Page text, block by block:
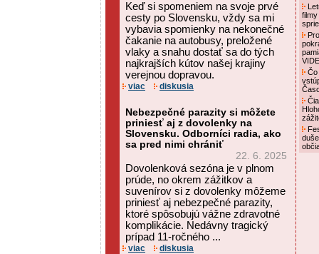
Keď si spomeniem na svoje prvé
cesty po Slovensku, vždy sa mi
vybavia spomienky na nekonečné
čakanie na autobusy, preložené
vlaky a snahu dostať sa do tých
najkrajších kútov našej krajiny
verejnou dopravou.
viac diskusia
Nebezpečné parazity si môžete
priniesť aj z dovolenky na
Slovensku. Odborníci radia, ako
sa pred nimi chrániť
22. 6. 2025
Dovolenková sezóna je v plnom
prúde, no okrem zážitkov a
suvenírov si z dovolenky môžeme
priniesť aj nebezpečné parazity,
ktoré spôsobujú vážne zdravotné
komplikácie. Nedávny tragický
prípad 11-ročného ...
viac diskusia
Čo